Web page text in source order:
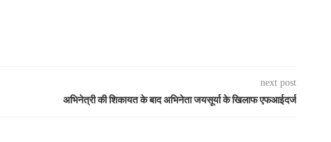
next post
अभिनेत्री की शिकायत के बाद अभिनेता जयसूर्या के खिलाफ एफआईदर्ज